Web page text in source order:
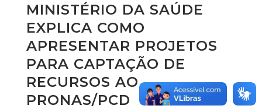
MINISTÉRIO DA SAÚDE
EXPLICA COMO
APRESENTAR PROJETOS
PARA CAPTAÇÃO DE
RECURSOS AO
PRONAS/PCD